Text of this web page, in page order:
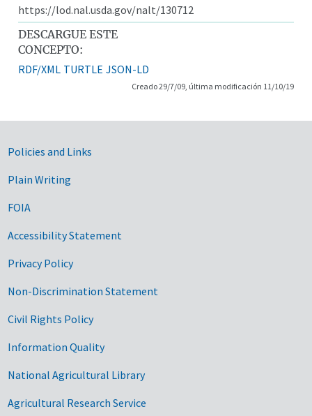
https://lod.nal.usda.gov/nalt/130712
DESCARGUE ESTE
CONCEPTO:
RDF/XML TURTLE JSON-LD
Creado 29/7/09, última modificación 11/10/19
Government Links
Policies and Links
Plain Writing
FOIA
Accessibility Statement
Privacy Policy
Non-Discrimination Statement
Civil Rights Policy
Information Quality
National Agricultural Library
Agricultural Research Service